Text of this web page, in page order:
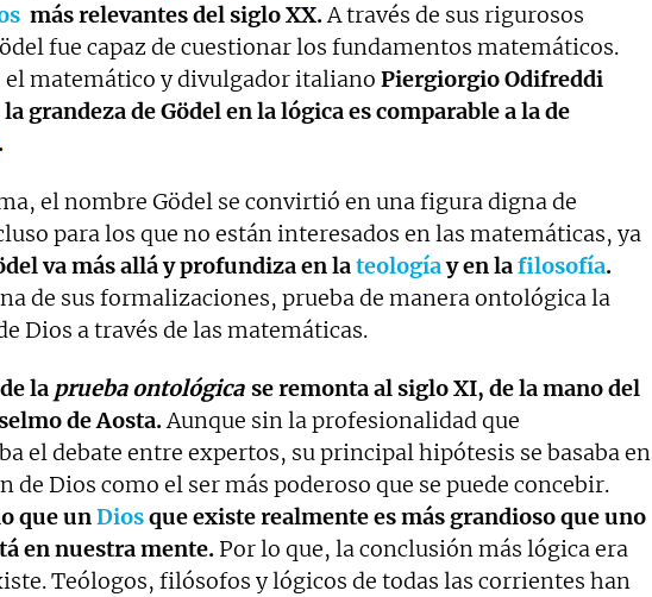
más relevantes del siglo XX.A través de sus rigurosos
fue capaz de cuestionar los fundamentos matemáticos.
matemático y divulgador italiano Piergiorgio Odifreddi
grandeza de Gödel en la lógica es comparable a la de
.
el nombre Gödel se convirtió en una figura digna de
para los que no están interesados en las matemáticas, ya
va más allá y profundiza en lateologíay en lafilosofía.
de sus formalizaciones, prueba de manera ontológica la
Dios a través de las matemáticas.
la prueba ontológica se remonta al siglo XI, de la mano del
de Aosta.Aunque sin la profesionalidad que
el debate entre expertos, su principal hipótesis se basaba en
de Dios como el ser más poderoso que se puede concebir.
que unDiosque existe realmente es más grandioso que uno
en nuestra mente. Por lo que, la conclusión más lógica era
Teólogos, filósofos y lógicos de todas las corrientes han